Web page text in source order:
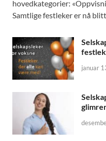
hovedkategorier:
Samtlige festleker er nå
januar